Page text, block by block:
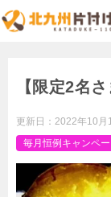
【限定2名
更新日： 2022年10月
毎月恒例キャンペ